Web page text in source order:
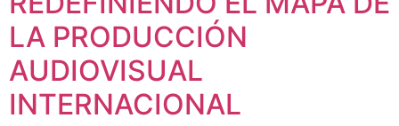
LA PRODUCCIÓN
AUDIOVISUAL
INTERNACIONAL